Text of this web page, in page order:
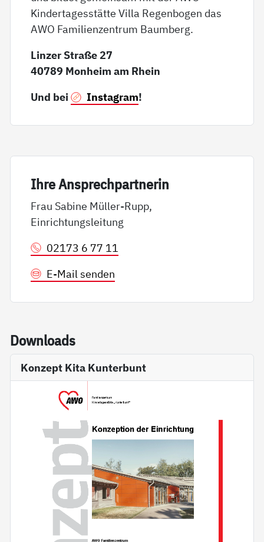
Kindertagesstätte Villa Regenbogen das
AWO Familienzentrum Baumberg.
Linzer Straße 27
40789 Monheim am Rhein
Und bei
Instagram!
Ih­re An­sp­rech­part­ne­rin
Frau Sabine Müller-Rupp,
Einrichtungsleitung
02173 6 77 11
E-Mail senden
Down­loads
Konzept Kita Kunterbunt